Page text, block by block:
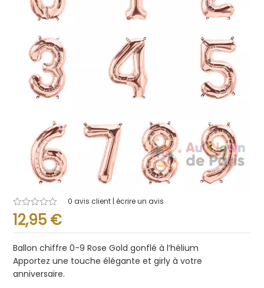
Note
0.001
sur
0 avis client | écrire un avis
12,95 €
Ballon chiffre 0-9 Rose Gold gonflé à l’hélium
Apportez une touche élégante et girly à votre
anniversaire.